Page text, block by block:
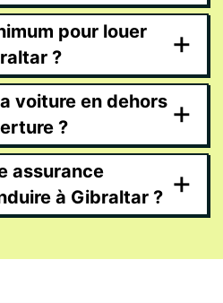
pour louer
?
+
voiture en dehors
?
+
assurance
à Gibraltar ? +